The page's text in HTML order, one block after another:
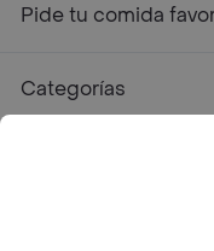
Pide tu comida
Categorías